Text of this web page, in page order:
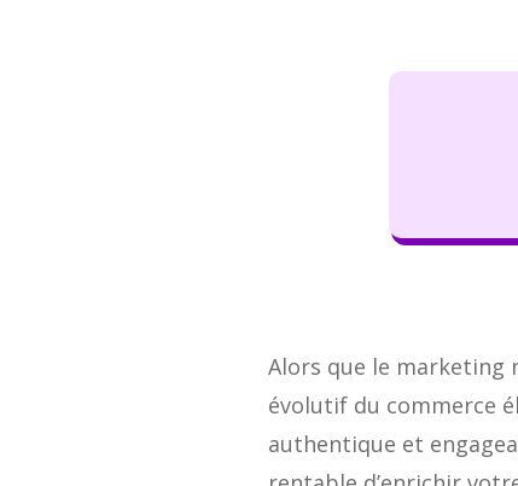
Alors que le marketing
évolutif du commerce
authentique et